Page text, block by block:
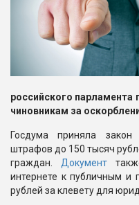
российского парламента
чиновникам за
Госдума приняла
штрафов до 150 тысяч
граждан. Документ
интернете к публичным и
рублей за клевету для